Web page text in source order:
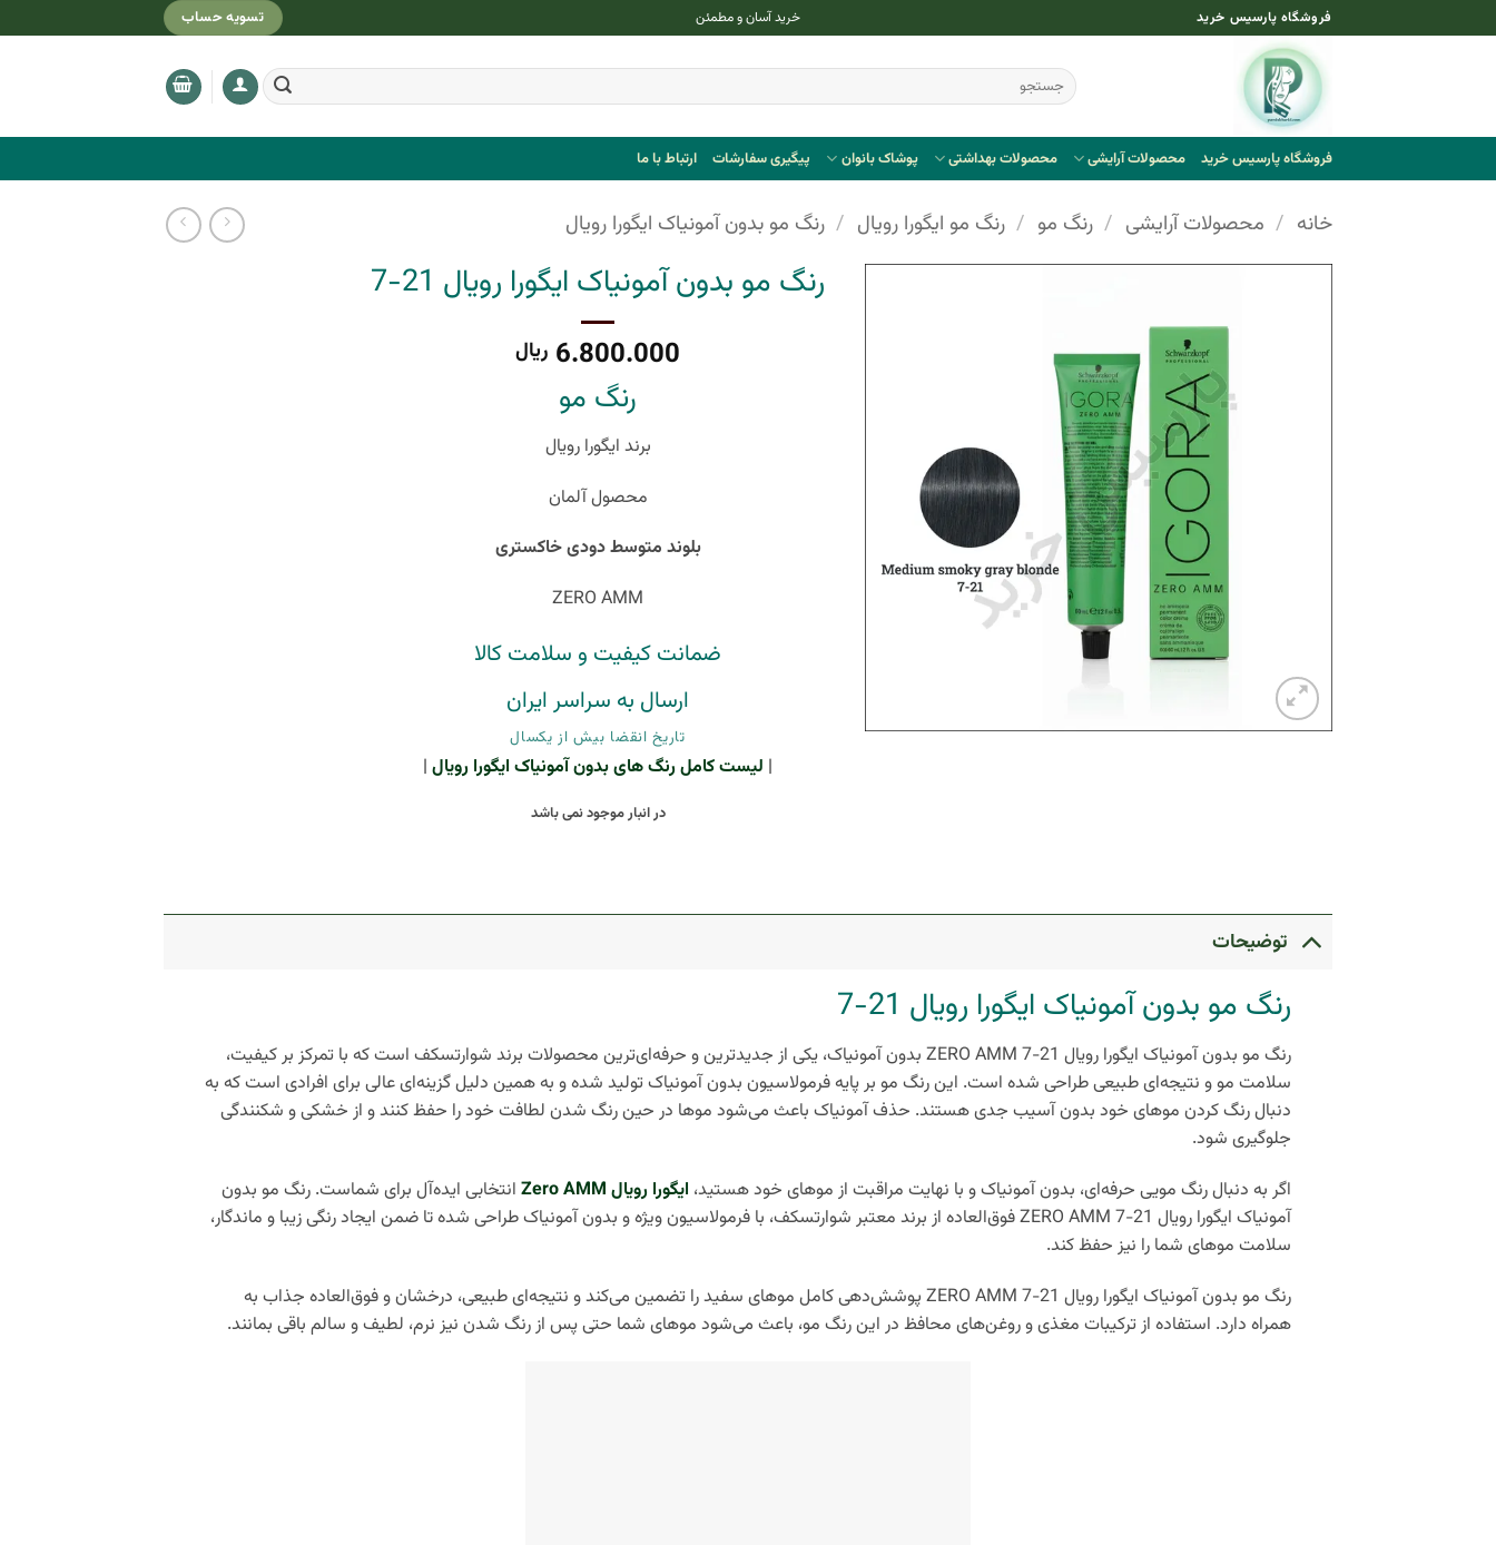
to
فروشگاه پارسیس خرید خرید آسان و مطمئن تسویه حساب
جستجو
برای:
فروشگاه پارسیس خرید محصولات آرایشی محصولات بهداشتی پوشاک بانوان پیگیری سفارشات ارتباط با ما
خانه / محصولات آرایشی / رنگ مو / رنگ مو ایگورا رویال / رنگ مو بدون آمونیاک ایگورا رویال
رنگ مو بدون آمونیاک ایگورا رویال 21-7
6.800.000 ریال
رنگ مو
برند ایگورا رویال
محصول آلمان
بلوند متوسط دودی خاکستری
ZERO AMM
ضمانت کیفیت و سلامت کالا
ارسال به سراسر ایران
تاریخ انقضا بیش از یکسال
| لیست کامل رنگ های بدون آمونیاک ایگورا رویال |
در انبار موجود نمی باشد
توضیحات
رنگ مو بدون آمونیاک ایگورا رویال 21-7
رنگ مو بدون آمونیاک ایگورا رویال 21-7 ZERO AMM بدون آمونیاک، یکی از جدیدترین و حرفه‌ای‌ترین محصولات برند شوارتسکف است که با تمرکز بر کیفیت،
سلامت مو و نتیجه‌ای طبیعی طراحی شده است. این رنگ مو بر پایه فرمولاسیون بدون آمونیاک تولید شده و به همین دلیل گزینه‌ای عالی برای افرادی است که به
دنبال رنگ کردن موهای خود بدون آسیب جدی هستند. حذف آمونیاک باعث می‌شود موها در حین رنگ شدن لطافت خود را حفظ کنند و از خشکی و شکنندگی
جلوگیری شود.
اگر به دنبال رنگ مویی حرفه‌ای، بدون آمونیاک و با نهایت مراقبت از موهای خود هستید، ایگورا رویال Zero AMM
انتخابی ایده‌آل برای شماست. رنگ مو بدون
آمونیاک ایگورا رویال 21-7 ZERO AMM فوق‌العاده از برند معتبر شوارتسکف، با فرمولاسیون ویژه و بدون آمونیاک طراحی شده تا ضمن ایجاد رنگی زیبا و ماندگار،
سلامت موهای شما را نیز حفظ کند.
رنگ مو بدون آمونیاک ایگورا رویال 21-7 ZERO AMM پوشش‌دهی کامل موهای سفید را تضمین می‌کند و نتیجه‌ای طبیعی، درخشان و فوق‌العاده جذاب به
همراه دارد. استفاده از ترکیبات مغذی و روغن‌های محافظ در این رنگ مو، باعث می‌شود موهای شما حتی پس از رنگ شدن نیز نرم، لطیف و سالم باقی بمانند.